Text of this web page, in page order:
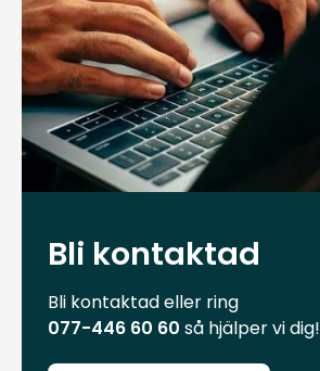
Bli kontaktad
Bli kontaktad eller ring
077-446 60 60 så hjälper vi dig!